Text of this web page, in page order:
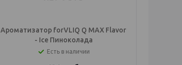
Ароматизатор forVLIQ Q MAX Flavor
- Ice Пиноколада
Есть в наличии